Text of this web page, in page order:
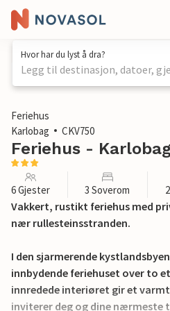
Hvor har du lyst å dra?
Legg til destinasjon, datoer,
1 / 30
Feriehus
Karlobag
CKV750
Feriehus -
6 Gjester 3 Soverom
Vakkert, rustikt feriehus med
nær rullesteinsstranden.
I den sjarmerende
innbydende feriehuset over to
innredede interiøret gir et
inviterer deg og dine nærmeste